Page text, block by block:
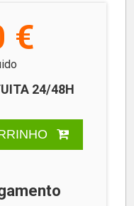
€
24/48H